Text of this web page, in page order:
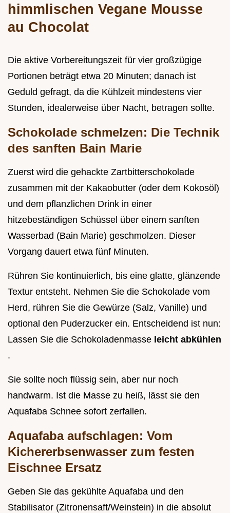
himmlischen Vegane Mousse
au Chocolat
Die aktive Vorbereitungszeit für vier großzügige
Portionen beträgt etwa 20 Minuten; danach ist
Geduld gefragt, da die Kühlzeit mindestens vier
Stunden, idealerweise über Nacht, betragen sollte.
Schokolade schmelzen: Die Technik
des sanften Bain Marie
Zuerst wird die gehackte Zartbitterschokolade
zusammen mit der Kakaobutter (oder dem Kokosöl)
und dem pflanzlichen Drink in einer
hitzebeständigen Schüssel über einem sanften
Wasserbad (Bain Marie) geschmolzen. Dieser
Vorgang dauert etwa fünf Minuten.
Rühren Sie kontinuierlich, bis eine glatte, glänzende
Textur entsteht. Nehmen Sie die Schokolade vom
Herd, rühren Sie die Gewürze (Salz, Vanille) und
optional den Puderzucker ein. Entscheidend ist nun:
Lassen Sie die Schokoladenmasse leicht abkühlen
.
Sie sollte noch flüssig sein, aber nur noch
handwarm. Ist die Masse zu heiß, lässt sie den
Aquafaba Schnee sofort zerfallen.
Aquafaba aufschlagen: Vom
Kichererbsenwasser zum festen
Eischnee Ersatz
Geben Sie das gekühlte Aquafaba und den
Stabilisator (Zitronensaft/Weinstein) in die absolut